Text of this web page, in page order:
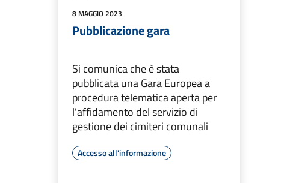
8 MAGGIO 2023
Pubblicazione gara
Si comunica che è stata
pubblicata una Gara Europea a
procedura telematica aperta per
l'affidamento del servizio di
gestione dei cimiteri comunali
Accesso all'informazione